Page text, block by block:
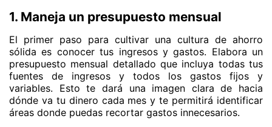
1. Maneja un presupuesto mensual
El primer paso para cultivar una cultura de ahorro
sólida es conocer tus ingresos y gastos. Elabora un
presupuesto mensual detallado que incluya todas tus
fuentes de ingresos y todos los gastos fijos y
variables. Esto te dará una imagen clara de hacia
dónde va tu dinero cada mes y te permitirá identificar
áreas donde puedas recortar gastos innecesarios.